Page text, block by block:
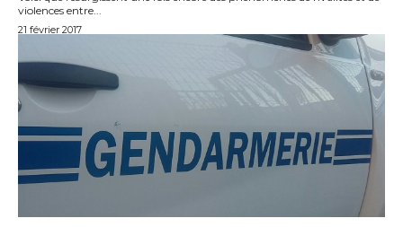
violences entre...
21 février 2017